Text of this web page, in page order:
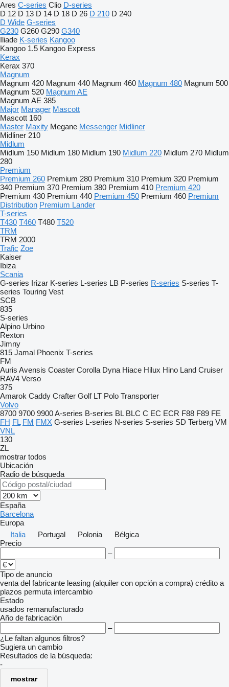
Ares C-series Clio D-series
D 12 D 13 D 14 D 18 D 26 D 210 D 240
D Wide G-series
G230 G260 G290 G340
Iliade K-series Kangoo
Kangoo 1.5 Kangoo Express
Kerax
Kerax 370
Magnum
Magnum 420 Magnum 440 Magnum 460 Magnum 480 Magnum 500
Magnum 520 Magnum AE
Magnum AE 385
Major Manager Mascott
Mascott 160
Master Maxity Megane Messenger Midliner
Midliner 210
Midlum
Midlum 150 Midlum 180 Midlum 190 Midlum 220 Midlum 270 Midlum
280
Premium
Premium 260 Premium 280 Premium 310 Premium 320 Premium
340 Premium 370 Premium 380 Premium 410 Premium 420
Premium 430 Premium 440 Premium 450 Premium 460 Premium
Distribution Premium Lander
T-series
T430 T460 T480 T520
TRM
TRM 2000
Trafic Zoe
Kaiser
Ibiza
Scania
G-series Irizar K-series L-series LB P-series R-series S-series T-
series Touring Vest
SCB
835
S-series
Alpino Urbino
Rexton
Jimny
815 Jamal Phoenix T-series
FM
Auris Avensis Coaster Corolla Dyna Hiace Hilux Hino Land Cruiser
RAV4 Verso
375
Amarok Caddy Crafter Golf LT Polo Transporter
Volvo
8700 9700 9900A-series B-series BL BLC C EC ECR F88 F89 FE
FH FL FM FMX G-series L-series N-series S-series SD Terberg VM
VNL
130
ZL
mostrar todos
Ubicación
Radio de búsqueda
España
Barcelona
Europa
Italia
Portugal Polonia
Bélgica
Precio
–
Tipo de anuncio
venta del fabricante leasing (alquiler con opción a compra) crédito a
plazos permuta intercambio
Estado
usados remanufacturado
Año de fabricación
–
¿Le faltan algunos filtros?
Sugiera un cambio
Resultados de la búsqueda:
-
mostrar